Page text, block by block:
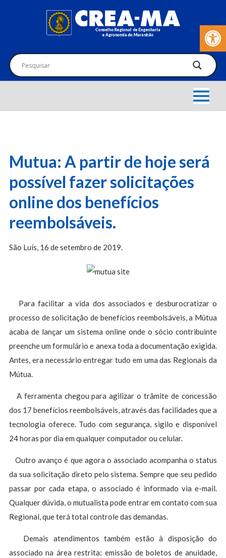
Barra de
Mutua: A partir de hoje será
possível fazer solicitações
online dos benefícios
reembolsáveis.
São Luís, 16 de setembro de 2019.
Para facilitar a vida dos associados e desburocratizar o
processo de solicitação de benefícios reembolsáveis, a Mútua
acaba de lançar um sistema online onde o sócio contribuinte
preenche um formulário e anexa toda a documentação exigida.
Antes, era necessário entregar tudo em uma das Regionais da
Mútua.
A ferramenta chegou para agilizar o trâmite de concessão
dos 17 benefícios reembolsáveis, através das facilidades que a
tecnologia oferece. Tudo com segurança, sigilo e disponível
24 horas por dia em qualquer computador ou celular.
Outro avanço é que agora o associado acompanha o status
da sua solicitação direto pelo sistema. Sempre que seu pedido
passar por cada etapa, o associado é informado via e-mail.
Qualquer dúvida, o mutualista pode entrar em contato com sua
Regional, que terá total controle das demandas.
Demais atendimentos também estão à disposição do
associado na área restrita: emissão de boletos de anuidade,